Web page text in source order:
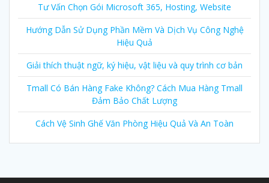
Tư Vấn Chọn Gói Microsoft 365, Hosting, Website
Hướng Dẫn Sử Dụng Phần Mềm Và Dịch Vụ Công Nghệ
Hiệu Quả
Giải thích thuật ngữ, ký hiệu, vật liệu và quy trình cơ bản
Tmall Có Bán Hàng Fake Không? Cách Mua Hàng Tmall
Đảm Bảo Chất Lượng
Cách Vệ Sinh Ghế Văn Phòng Hiệu Quả Và An Toàn